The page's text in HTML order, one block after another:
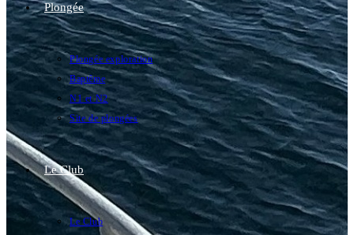
Plongée
Plongée exploration
Baptême
N1 et N2
Site de plongées
Le Club
Le Club